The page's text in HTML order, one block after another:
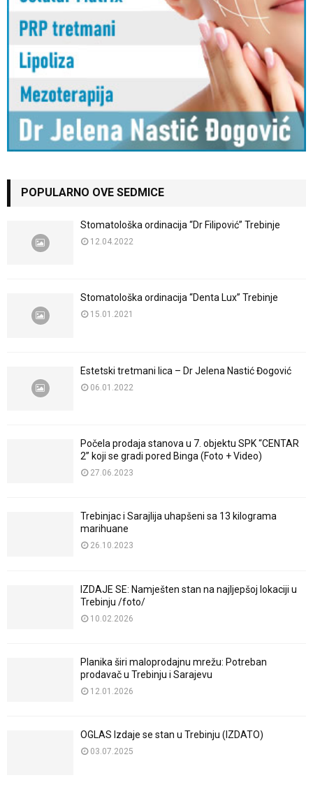
POPULARNO OVE SEDMICE
Stomatološka ordinacija “Dr Filipović” Trebinje
12.04.2022
Stomatološka ordinacija “Denta Lux” Trebinje
15.01.2021
Estetski tretmani lica – Dr Jelena Nastić Đogović
06.01.2022
Počela prodaja stanova u 7. objektu SPK “CENTAR
2” koji se gradi pored Binga (Foto + Video)
27.06.2023
Trebinjac i Sarajlija uhapšeni sa 13 kilograma
marihuane
26.10.2023
IZDAJE SE: Namješten stan na najljepšoj lokaciji u
Trebinju /foto/
10.02.2026
Planika širi maloprodajnu mrežu: Potreban
prodavač u Trebinju i Sarajevu
12.01.2026
OGLAS Izdaje se stan u Trebinju (IZDATO)
03.07.2025